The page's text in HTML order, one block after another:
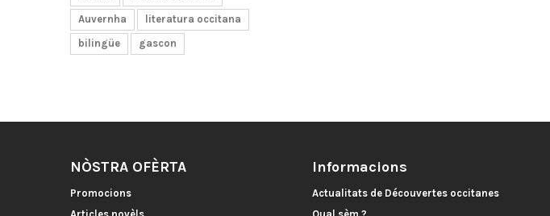
Auvernha
literatura occitana
bilingüe
gascon
NÒSTRA OFÈRTA
Promocions
Informacions
Actualitats de Découvertes occitanes